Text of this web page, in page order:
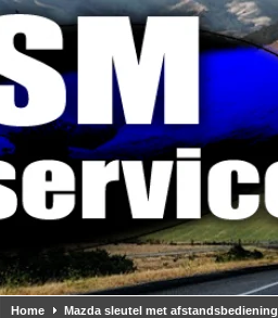
Home Mazda sleutel met afstandsbediening